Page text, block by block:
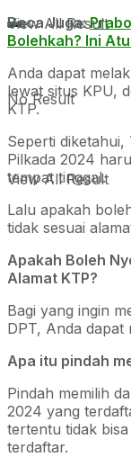
No Result
View All Result
View All Result
Baca Juga:
Bolehkah? Ini
Anda dapat
lewat situs KPU,
KTP.
Seperti
Pilkada 2024
tempat tinggal.
Lalu apakah
tidak sesuai
Apakah Boleh
Alamat KTP?
Bagi yang ingin
DPT, Anda dapat
Apa itu pindah
Pindah memilih
2024 yang
tertentu tidak
terdaftar.